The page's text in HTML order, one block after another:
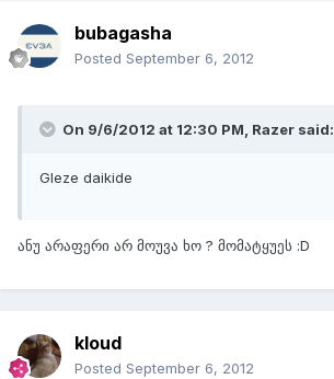
bubagasha
Posted September 6, 2012
On 9/6/2012 at 12:30 PM, Razer said:
Gleze daikide
ანუ არაფერი არ მოუვა ხო ? მომატყუეს :D
kloud
Posted September 6, 2012